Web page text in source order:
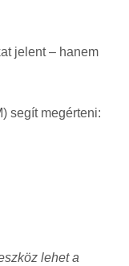
jelent – hanem
segít megérteni:
lehet a